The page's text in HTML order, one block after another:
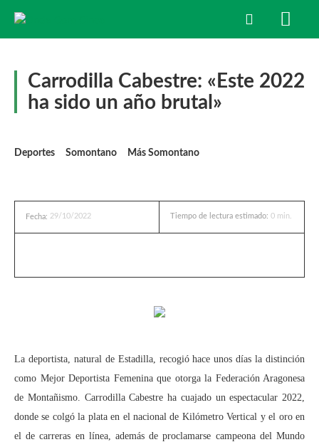
Carrodilla Cabestre: «Este 2022
ha sido un año brutal»
Deportes Somontano Más Somontano
Fecha: 29/10/2022 Tiempo de lectura estimado: 0 min.
La deportista, natural de Estadilla, recogió hace unos días la distinción
como Mejor Deportista Femenina que otorga la Federación Aragonesa
de Montañismo. Carrodilla Cabestre ha cuajado un espectacular 2022,
donde se colgó la plata en el nacional de Kilómetro Vertical y el oro en
el de carreras en línea, además de proclamarse campeona del Mundo